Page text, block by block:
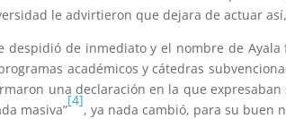
le advirtieron que dejara de actuar
despidió de inmediato y el nombre de
académicos y cátedras
una declaración en la que
masiva”
[4]
, ya nada cambió, para su buen